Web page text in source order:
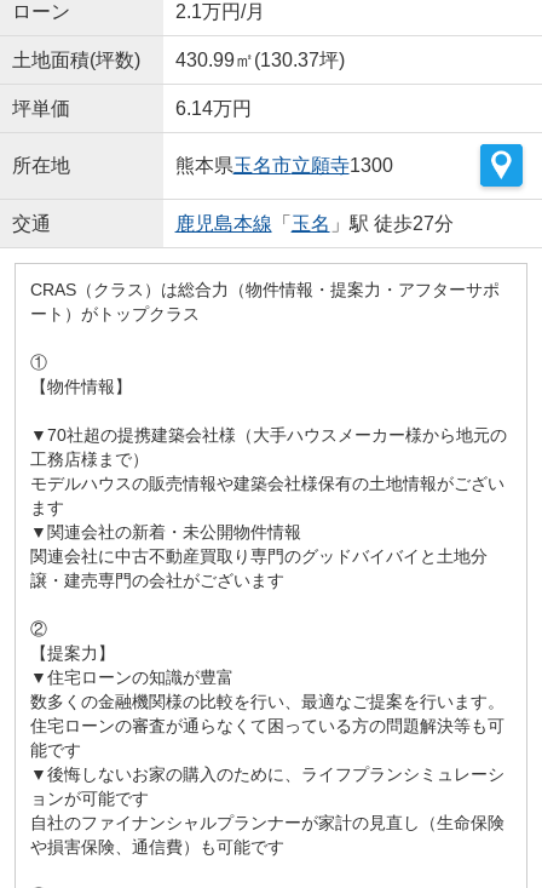
ローン 2.1万円/月
土地面積(坪数) 430.99㎡(130.37坪)
坪単価 6.14万円
所在地 熊本県玉名市立願寺1300
交通 鹿児島本線 「 玉名 」駅 徒歩27分
CRAS（クラス）は総合力（物件情報・提案力・アフターサポ
ート）がトップクラス
①
【物件情報】
▼70社超の提携建築会社様（大手ハウスメーカー様から地元の
工務店様まで）
モデルハウスの販売情報や建築会社様保有の土地情報がござい
ます
▼関連会社の新着・未公開物件情報
関連会社に中古不動産買取り専門のグッドバイバイと土地分
譲・建売専門の会社がございます
②
【提案力】
▼住宅ローンの知識が豊富
数多くの金融機関様の比較を行い、最適なご提案を行います。
住宅ローンの審査が通らなくて困っている方の問題解決等も可
能です
▼後悔しないお家の購入のために、ライフプランシミュレーシ
ョンが可能です
自社のファイナンシャルプランナーが家計の見直し（生命保険
や損害保険、通信費）も可能です